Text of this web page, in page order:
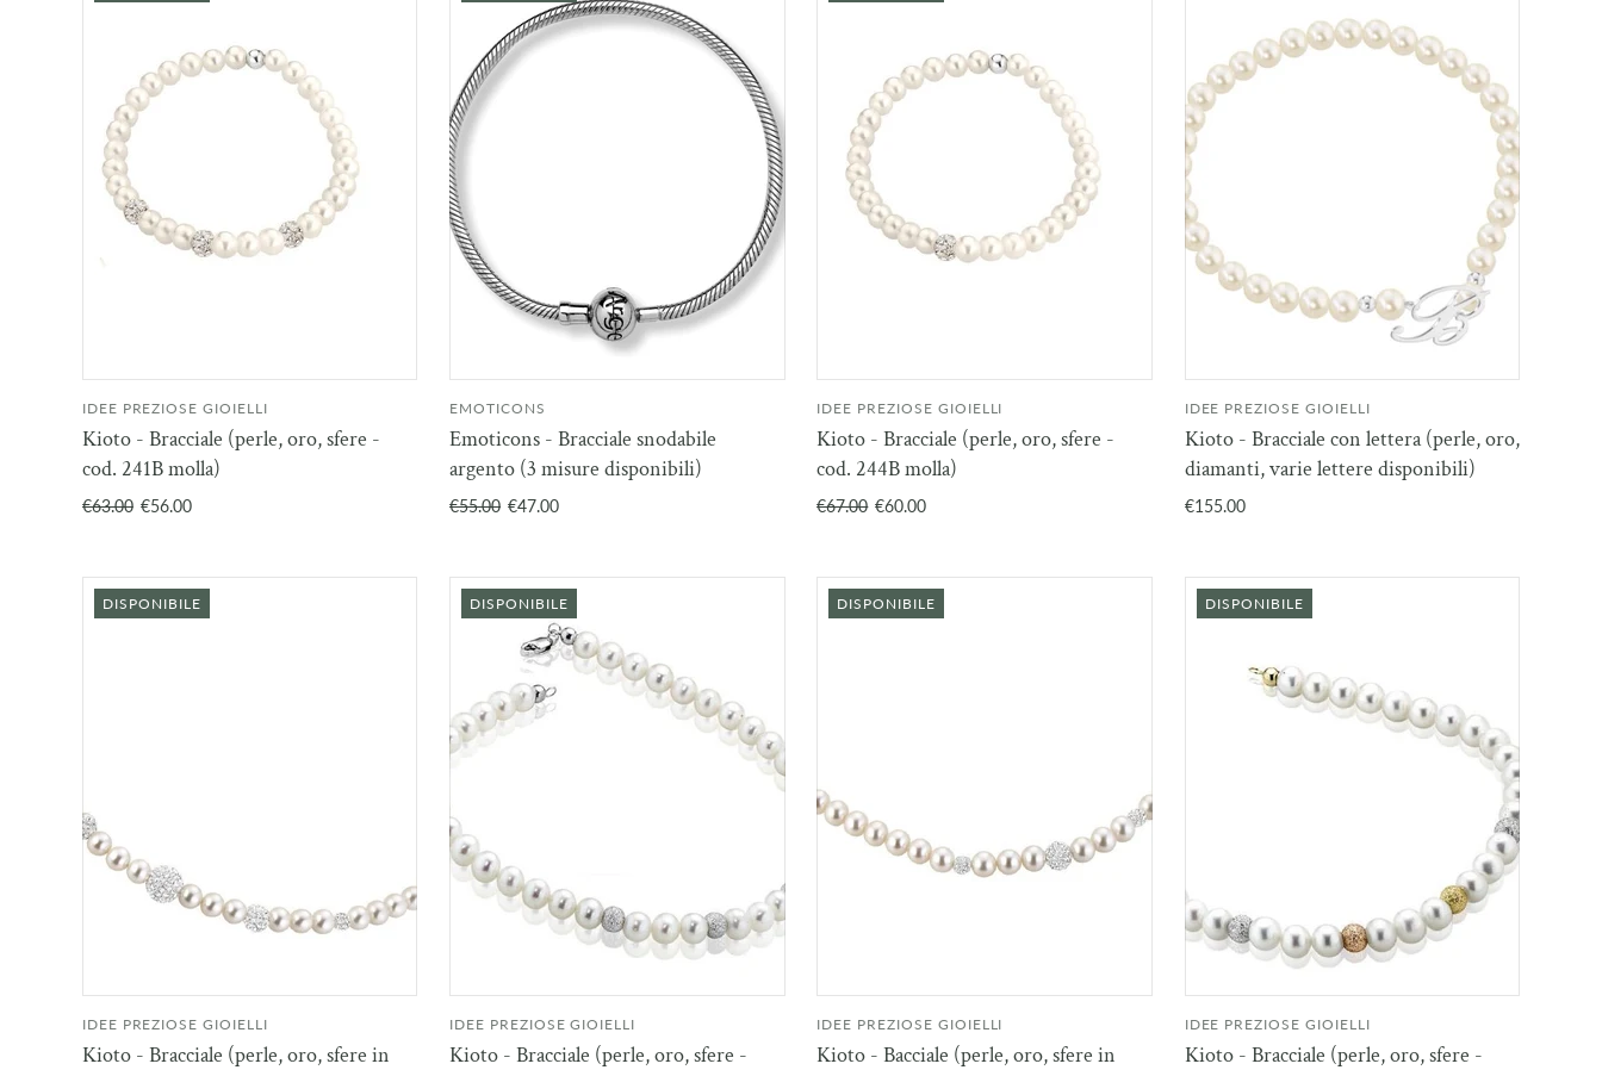
CARRELLO
IDEE PREZIOSE GIOIELLI
Kioto - Bracciale (perle, oro, sfere -
cod. 241B molla)
€63.00 €56.00
CARRELLO
EMOTICONS
Emoticons - Bracciale snodabile
argento (3 misure disponibili)
€55.00 €47.00
CARRELLO
IDEE PREZIOSE GIOIELLI
Kioto - Bracciale (perle, oro, sfere -
cod. 244B molla)
€67.00 €60.00
CARRELLO
IDEE PREZIOSE GIOIELLI
Kioto - Bracciale con lettera (perle, oro,
diamanti, varie lettere disponibili)
€155.00
CARRELLO
DISPONIBILE
IDEE PREZIOSE GIOIELLI
Kioto - Bracciale (perle, oro, sfere in
CARRELLO
DISPONIBILE
IDEE PREZIOSE GIOIELLI
Kioto - Bracciale (perle, oro, sfere -
CARRELLO
DISPONIBILE
IDEE PREZIOSE GIOIELLI
Kioto - Bacciale (perle, oro, sfere in
CARRELLO
DISPONIBILE
IDEE PREZIOSE GIOIELLI
Kioto - Bracciale (perle, oro, sfere -